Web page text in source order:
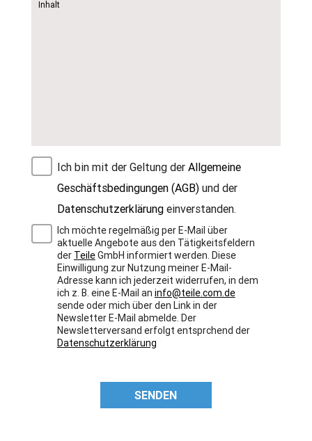
Ich bin mit der Geltung der Allgemeine
Geschäftsbedingungen (AGB)und der
Datenschutzerklärungeinverstanden.
Ich möchte regelmäßig per E-Mail über
aktuelle Angebote aus den Tätigkeitsfeldern
der TeileGmbH informiert werden. Diese
Einwilligung zur Nutzung meiner E-Mail-
Adresse kann ich jederzeit widerrufen, in dem
ich z. B. eine E-Mail an info@teile.com.de
sende oder mich über den Link in der
Newsletter E-Mail abmelde. Der
Newsletterversand erfolgt entsprchend der
Datenschutzerklärung
SENDEN